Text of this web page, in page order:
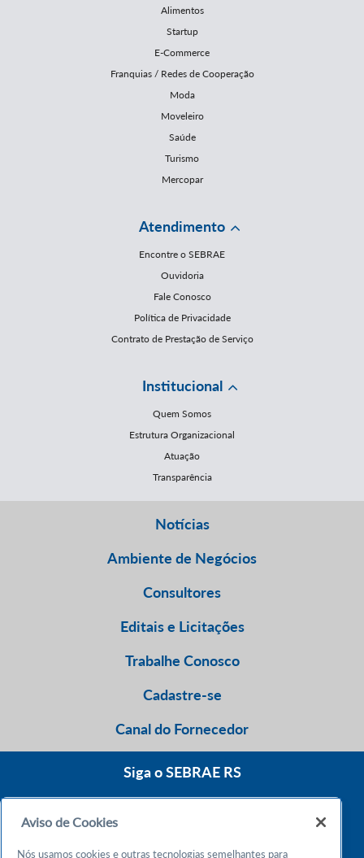
Alimentos
Startup
E-Commerce
Franquias / Redes de Cooperação
Moda
Moveleiro
Saúde
Turismo
Mercopar
Atendimento
Encontre o SEBRAE
Ouvidoria
Fale Conosco
Política de Privacidade
Contrato de Prestação de Serviço
Institucional
Quem Somos
Estrutura Organizacional
Atuação
Transparência
Notícias
Ambiente de Negócios
Consultores
Editais e Licitações
Trabalhe Conosco
Cadastre-se
Canal do Fornecedor
Siga o SEBRAE RS
Aviso de Cookies
Nós usamos cookies e outras tecnologias semelhantes para